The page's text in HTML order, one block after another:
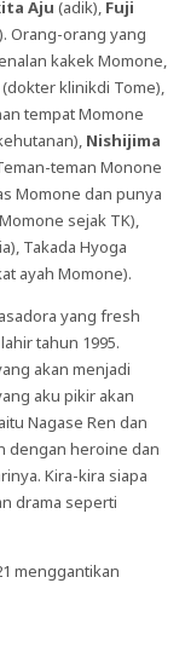
Aju (adik), Fuji
Orang-orang yang
kakek Momone,
(dokter klinikdi Tome),
tempat Momone
Nishijima
teman Monone
Momone dan punya
sejak TK),
Takada Hyoga
ayah Momone).
yang fresh
tahun 1995.
akan menjadi
aku pikir akan
Nagase Ren dan
dengan heroine dan
Kira-kira siapa
drama seperti
menggantikan